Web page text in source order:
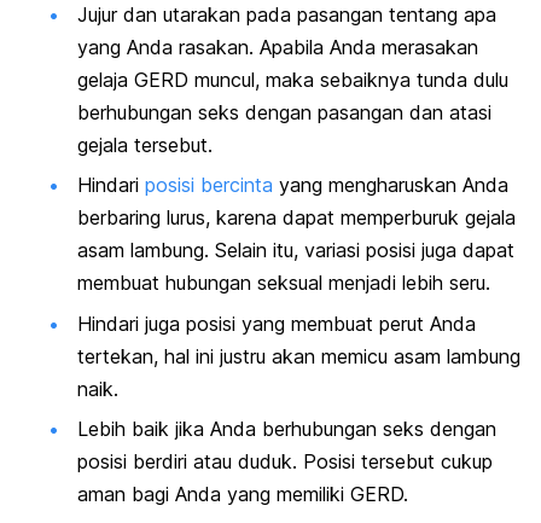
Jujur dan utarakan pada pasangan tentang apa
yang Anda rasakan. Apabila Anda merasakan
gelaja GERD muncul, maka sebaiknya tunda dulu
berhubungan seks dengan pasangan dan atasi
gejala tersebut.
Hindari posisi bercinta yang mengharuskan Anda
berbaring lurus, karena dapat memperburuk gejala
asam lambung. Selain itu, variasi posisi juga dapat
membuat hubungan seksual menjadi lebih seru.
Hindari juga posisi yang membuat perut Anda
tertekan, hal ini justru akan memicu asam lambung
naik.
Lebih baik jika Anda berhubungan seks dengan
posisi berdiri atau duduk. Posisi tersebut cukup
aman bagi Anda yang memiliki GERD.